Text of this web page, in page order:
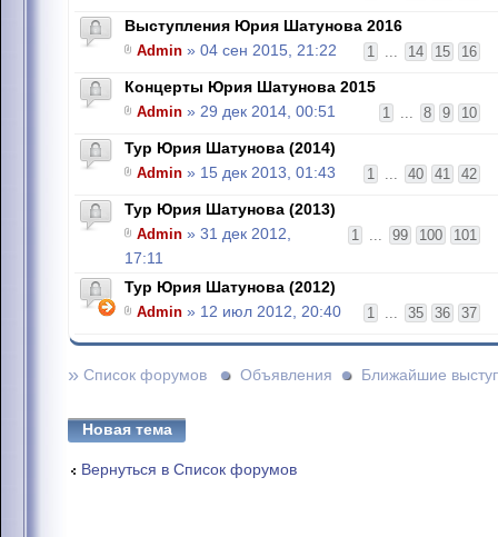
Выступления Юрия Шатунова 2016
1 ... 14 15 16
Admin » 04 сен 2015, 21:22
Концерты Юрия Шатунова 2015
1 ... 8 9 10
Admin » 29 дек 2014, 00:51
Тур Юрия Шатунова (2014)
1 ... 40 41 42
Admin » 15 дек 2013, 01:43
Тур Юрия Шатунова (2013)
1 ... 99 100 101
Admin » 31 дек 2012,
17:11
Тур Юрия Шатунова (2012)
1 ... 35 36 37
Admin » 12 июл 2012, 20:40
» Список форумов Объявления Ближайшие
Новая тема
Вернуться в Список форумов